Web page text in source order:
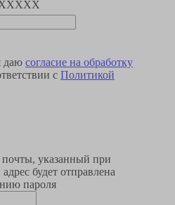
даю согласие на обработку
с Политикой
почты, указанный при
будет отправлена
пароля